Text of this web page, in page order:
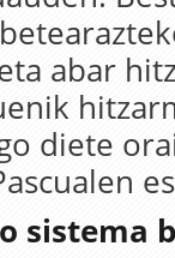
abar
diete
sistema